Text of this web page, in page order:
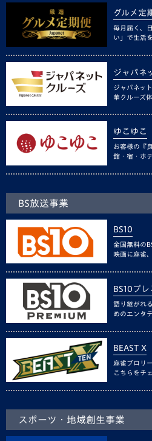
グルメ定
毎月届く、
い」で生活
ジャパネ
ジャパネッ
華クルーズ体
ゆこゆこ
お客様の『
館・宿・ホ
BS放送事業
BS10
全国無料の
映画に麻雀
BS10プレ
語り継がれ
めのエンタ
BEAST X
麻雀プロリ
こちらをチ
スポーツ・地域創生事業